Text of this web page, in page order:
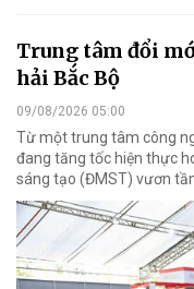
Trung tâm đổi
hải Bắc Bộ
09/08/2026 05:00
Từ một trung tâm công
đang tăng tốc hiện thực
sáng tạo (ĐMST) vươn